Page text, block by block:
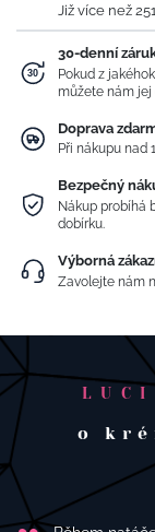
Již více než
30-denní
Pokud z
můžete nám jej
Doprava
Při nákupu nad
Bezpečný
Nákup probíhá
dobírku.
Výborná
Zavolejte nám
o